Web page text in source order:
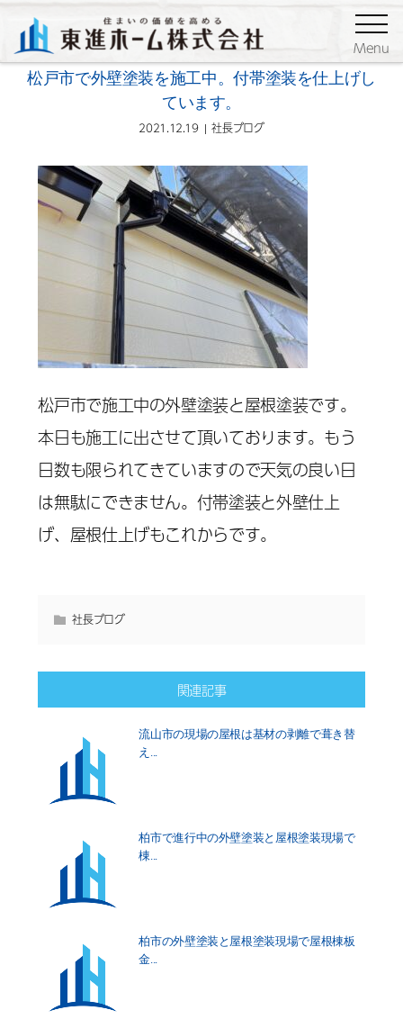
Menu
社長ブログ
松戸市で外壁塗装を施工中。付帯塗装を仕上げし
ています。
2021.12.19 社長ブログ
松戸市で施工中の外壁塗装と屋根塗装です。
本日も施工に出させて頂いております。もう
日数も限られてきていますので天気の良い日
は無駄にできません。付帯塗装と外壁仕上
げ、屋根仕上げもこれからです。
社長ブログ
関連記事
流山市の現場の屋根は基材の剥離で葺き替
え...
柏市で進行中の外壁塗装と屋根塗装現場で
棟...
柏市の外壁塗装と屋根塗装現場で屋根棟板
金...